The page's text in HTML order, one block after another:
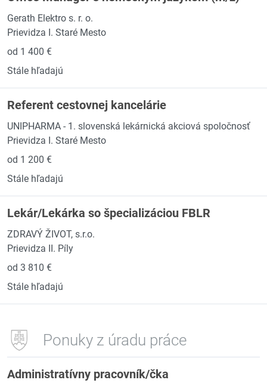
Gerath Elektro s. r. o.
Prievidza I. Staré Mesto
od 1 400 €
Stále hľadajú
Referent cestovnej kancelárie
UNIPHARMA - 1. slovenská lekárnická akciová spoločnosť
Prievidza I. Staré Mesto
od 1 200 €
Stále hľadajú
Lekár/Lekárka so špecializáciou FBLR
ZDRAVÝ ŽIVOT, s.r.o.
Prievidza II. Píly
od 3 810 €
Stále hľadajú
Ponuky z úradu práce
Administratívny pracovník/čka